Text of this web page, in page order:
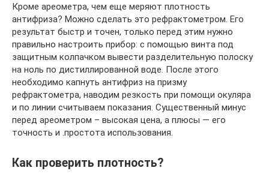
Кроме ареометра, чем еще меряют плотность
антифриза? Можно сделать это рефрактометром. Его
результат быстр и точен, только перед этим нужно
правильно настроить прибор: с помощью винта под
защитным колпачком вывести разделительную полоску
на ноль по дистиллированной воде. После этого
необходимо капнуть антифриз на призму
рефрактометра, наводим резкость при помощи окуляра
и по линии считываем показания. Существенный минус
перед ареометром – высокая цена, а плюсы — его
точность и .простота использования.
Как проверить плотность?